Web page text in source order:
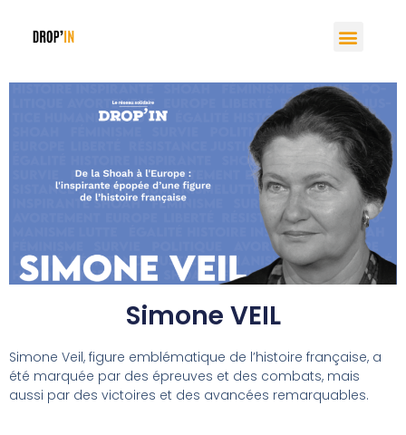
Simone VEIL
Simone Veil, figure emblématique de l’histoire française, a
été marquée par des épreuves et des combats, mais
aussi par des victoires et des avancées remarquables.